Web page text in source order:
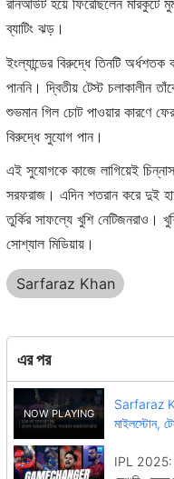
রানআউট হয়ে ফিরেছিলেন মারকুটে
ব্যাটিং ঝড়।
ইংল্যান্ডের বিরুদ্ধে তিনটি
পাননি। দ্বিতীয় টেস্ট চলাকালীন
শুভমান গিল চোট পাওয়ার কারণে
বিরুদ্ধে সুযোগ পান।
এই সুযোগকে কাজে লাগিয়েই
সরফরাজ। এদিন শতরান করে দুই
তুর্কির সাফল্যে খুশি নেটিজনরাও।
সোশ্যাল মিডিয়ায়।
Sarfaraz Khan
এর পর
Sarfaraz
মাইলস্টোন,
IPL 2025: